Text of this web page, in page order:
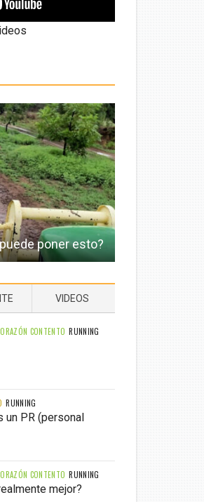
poner esto?
VIDEOS
CONTENTO RUNNING
RUNNING
un PR (personal
CONTENTO RUNNING
mejor?